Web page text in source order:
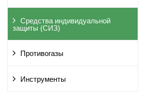
Средства индивидуальной
защиты (СИЗ)
Противогазы
Инструменты